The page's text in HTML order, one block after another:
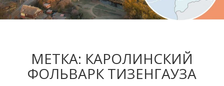
МЕТКА: КАРОЛИНСКИЙ
ФОЛЬВАРК ТИЗЕНГАУЗА